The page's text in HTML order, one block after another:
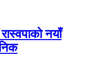
नयाँ